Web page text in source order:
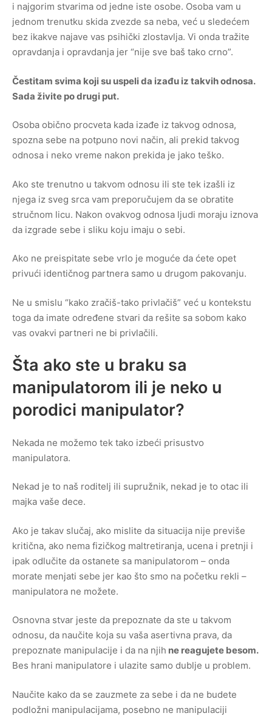
i najgorim stvarima od jedne iste osobe. Osoba vam u
jednom trenutku skida zvezde sa neba, već u sledećem
bez ikakve najave vas psihički zlostavlja. Vi onda tražite
opravdanja i opravdanja jer “nije sve baš tako crno”.
Čestitam svima koji su uspeli da izađu iz takvih odnosa.
Sada živite po drugi put.
Osoba obično procveta kada izađe iz takvog odnosa,
spozna sebe na potpuno novi način, ali prekid takvog
odnosa i neko vreme nakon prekida je jako teško.
Ako ste trenutno u takvom odnosu ili ste tek izašli iz
njega iz sveg srca vam preporučujem da se obratite
stručnom licu. Nakon ovakvog odnosa ljudi moraju iznova
da izgrade sebe i sliku koju imaju o sebi.
Ako ne preispitate sebe vrlo je moguće da ćete opet
privući identičnog partnera samo u drugom pakovanju.
Ne u smislu “kako zračiš-tako privlačiš” već u kontekstu
toga da imate određene stvari da rešite sa sobom kako
vas ovakvi partneri ne bi privlačili.
Šta ako ste u braku sa
manipulatorom ili je neko u
porodici manipulator?
Nekada ne možemo tek tako izbeći prisustvo
manipulatora.
Nekad je to naš roditelj ili supružnik, nekad je to otac ili
majka vaše dece.
Ako je takav slučaj, ako mislite da situacija nije previše
kritična, ako nema fizičkog maltretiranja, ucena i pretnji i
ipak odlučite da ostanete sa manipulatorom – onda
morate menjati sebe jer kao što smo na početku rekli –
manipulatora ne možete.
Osnovna stvar jeste da prepoznate da ste u takvom
odnosu, da naučite koja su vaša asertivna prava, da
prepoznate manipulacije i da na njih ne reagujete besom.
Bes hrani manipulatore i ulazite samo dublje u problem.
Naučite kako da se zauzmete za sebe i da ne budete
podložni manipulacijama, posebno ne manipulaciji